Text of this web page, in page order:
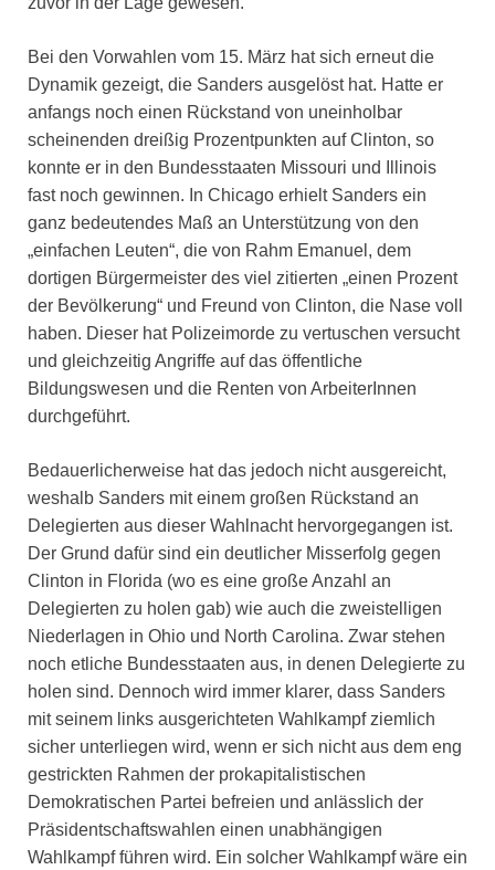
Bei den Vorwahlen vom 15. März hat sich erneut die
Dynamik gezeigt, die Sanders ausgelöst hat. Hatte er
anfangs noch einen Rückstand von uneinholbar
scheinenden dreißig Prozentpunkten auf Clinton, so
konnte er in den Bundesstaaten Missouri und Illinois
fast noch gewinnen. In Chicago erhielt Sanders ein
ganz bedeutendes Maß an Unterstützung von den
„einfachen Leuten“, die von Rahm Emanuel, dem
dortigen Bürgermeister des viel zitierten „einen Prozent
der Bevölkerung“ und Freund von Clinton, die Nase voll
haben. Dieser hat Polizeimorde zu vertuschen versucht
und gleichzeitig Angriffe auf das öffentliche
Bildungswesen und die Renten von ArbeiterInnen
durchgeführt.
Bedauerlicherweise hat das jedoch nicht ausgereicht,
weshalb Sanders mit einem großen Rückstand an
Delegierten aus dieser Wahlnacht hervorgegangen ist.
Der Grund dafür sind ein deutlicher Misserfolg gegen
Clinton in Florida (wo es eine große Anzahl an
Delegierten zu holen gab) wie auch die zweistelligen
Niederlagen in Ohio und North Carolina. Zwar stehen
noch etliche Bundesstaaten aus, in denen Delegierte zu
holen sind. Dennoch wird immer klarer, dass Sanders
mit seinem links ausgerichteten Wahlkampf ziemlich
sicher unterliegen wird, wenn er sich nicht aus dem eng
gestrickten Rahmen der prokapitalistischen
Demokratischen Partei befreien und anlässlich der
Präsidentschaftswahlen einen unabhängigen
Wahlkampf führen wird. Ein solcher Wahlkampf wäre ein